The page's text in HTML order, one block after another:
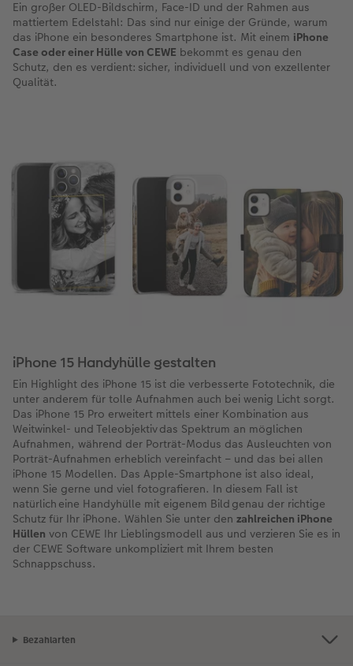
Ein großer OLED-Bildschirm, Face-ID und der Rahmen aus
mattiertem Edelstahl: Das sind nur einige der Gründe, warum
das iPhone ein besonderes Smartphone ist. Mit einem iPhone
Case oder einer Hülle von CEWE bekommt es genau den
Schutz, den es verdient: sicher, individuell und von exzellenter
Qualität.
iPhone 15 Handyhülle gestalten
Ein Highlight des iPhone 15 ist die verbesserte Fototechnik, die
unter anderem für tolle Aufnahmen auch bei wenig Licht sorgt.
Das iPhone 15 Pro erweitert mittels einer Kombination aus
Weitwinkel- und Teleobjektiv das Spektrum an möglichen
Aufnahmen, während der Porträt-Modus das Ausleuchten von
Porträt-Aufnahmen erheblich vereinfacht – und das bei allen
iPhone 15 Modellen. Das Apple-Smartphone ist also ideal,
wenn Sie gerne und viel fotografieren. In diesem Fall ist
natürlich eine Handyhülle mit eigenem Bild genau der richtige
Schutz für Ihr iPhone. Wählen Sie unter den zahlreichen iPhone
Hüllen von CEWE Ihr Lieblingsmodell aus und verzieren Sie es in
der CEWE Software unkompliziert mit Ihrem besten
Schnappschuss.
Bezahlarten